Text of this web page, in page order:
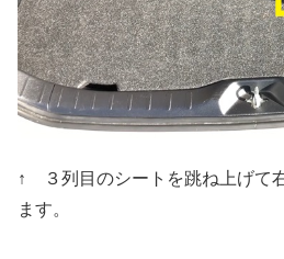
↑ ３列目のシートを跳ね上げて
ます。